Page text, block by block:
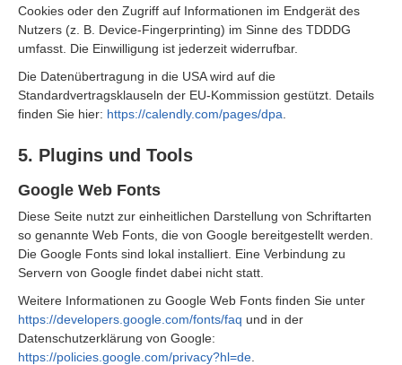
Cookies oder den Zugriff auf Informationen im Endgerät des
Nutzers (z. B. Device-Fingerprinting) im Sinne des TDDDG
umfasst. Die Einwilligung ist jederzeit widerrufbar.
Die Datenübertragung in die USA wird auf die
Standardvertragsklauseln der EU-Kommission gestützt. Details
finden Sie hier: https://calendly.com/pages/dpa
5. Plugins und Tools
Google Web Fonts
Diese Seite nutzt zur einheitlichen Darstellung von Schriftarten
so genannte Web Fonts, die von Google bereitgestellt werden.
Die Google Fonts sind lokal installiert. Eine Verbindung zu
Servern von Google findet dabei nicht statt.
Weitere Informationen zu Google Web Fonts finden Sie unter
https://developers.google.com/fonts/faq und in der
Datenschutzerklärung von Google:
https://policies.google.com/privacy?hl=de